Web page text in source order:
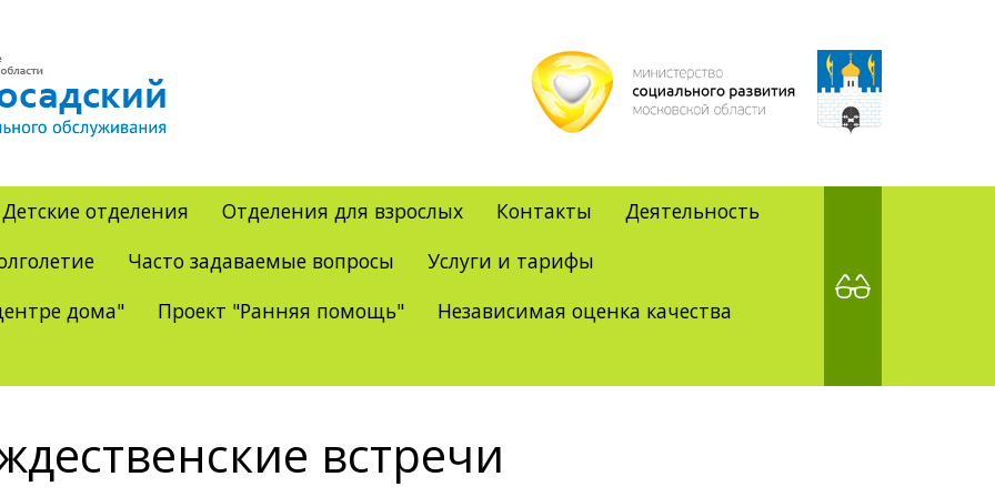
Детские отделения Отделения для взрослых Контакты
Деятельность
Часто задаваемые вопросы
Услуги и тарифы
дома"
Проект "Ранняя помощь" Независимая оценка качества
встречи